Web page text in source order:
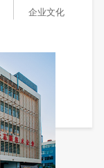
企业文化